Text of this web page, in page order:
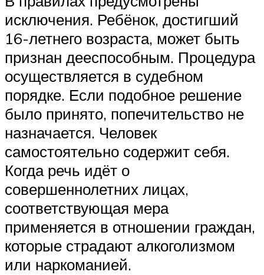
исключения. Ребёнок, достигший
16-летнего возраста, может быть
признан дееспособным. Процедура
осуществляется в судебном
порядке. Если подобное решение
было принято, попечительство не
назначается. Человек
самостоятельно содержит себя.
Когда речь идёт о
совершеннолетних лицах,
соответствующая мера
применяется в отношении граждан,
которые страдают алкоголизмом
или наркоманией.